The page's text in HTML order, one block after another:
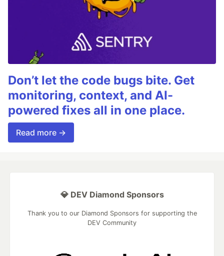
Don’t let the code bugs bite. Get
monitoring, context, and AI-
powered fixes all in one place.
Read more →
💎 DEV Diamond Sponsors
Thank you to our Diamond Sponsors for supporting the
DEV Community